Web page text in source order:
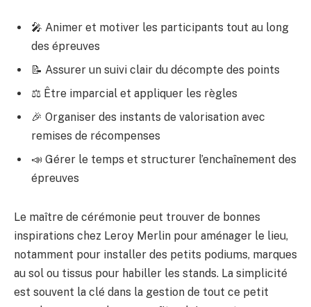
🎤 Animer et motiver les participants tout au long
des épreuves
📝 Assurer un suivi clair du décompte des points
⚖️ Être imparcial et appliquer les règles
🎉 Organiser des instants de valorisation avec
remises de récompenses
📣 Gérer le temps et structurer l’enchaînement des
épreuves
Le maître de cérémonie peut trouver de bonnes
inspirations chez Leroy Merlin pour aménager le lieu,
notamment pour installer des petits podiums, marques
au sol ou tissus pour habiller les stands. La simplicité
est souvent la clé dans la gestion de tout ce petit